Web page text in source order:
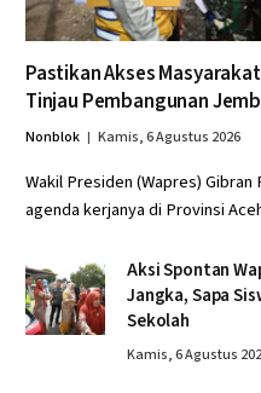
Pastikan Akses
Tinjau Pembangunan
Nonblok Kamis, 6 Agustus 2026
Wakil Presiden (Wapres)
agenda kerjanya di Provinsi
Aksi Spontan
Jangka, Sapa
Sekolah
Kamis, 6 Agustus